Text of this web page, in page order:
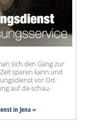
sich den Gang zur
sparen kann und
vor Ort
auf da-schau-
in Jena »